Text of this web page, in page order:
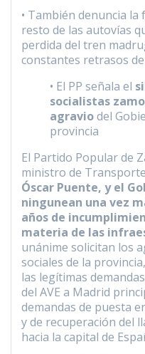
• También denuncia
resto de las autovías
perdida del tren
constantes retrasos
• El PP señala el
socialistas
agraviodel
provincia
El Partido Popular de
ministro de
Óscar Puente, y el
ningunean una vez
años de
materia de las
unánime solicitan los
sociales de la
las legítimas
del AVE a Madrid
demandas de puesta
y de recuperación del
hacia la capital de